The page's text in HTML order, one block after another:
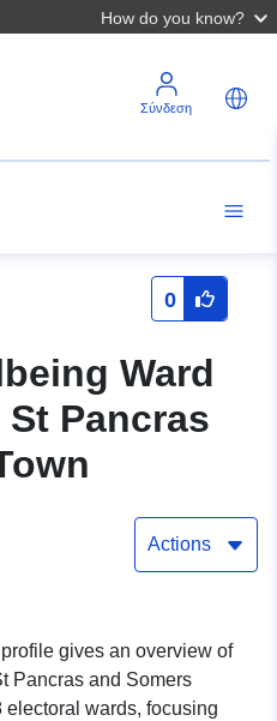
How do you know?
Σύνδεση
0
Ward
Pancras
Actions
gives an overview of
Pancras and Somers
electoral wards, focusing